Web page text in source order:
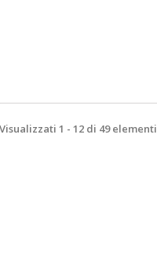
Visualizzati 1 - 12 di 49 elementi